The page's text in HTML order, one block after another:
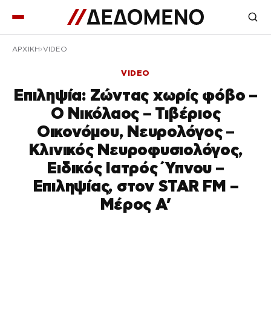
ΑΡΧΙΚΉ VIDEO
VIDEO
Επιληψία: Ζώντας χωρίς φόβο –
Ο Νικόλαος – Τιβέριος
Οικονόμου, Νευρολόγος –
Κλινικός Νευροφυσιολόγος,
Ειδικός Ιατρός Ύπνου –
Επιληψίας, στον STAR FM –
Μέρος Α’